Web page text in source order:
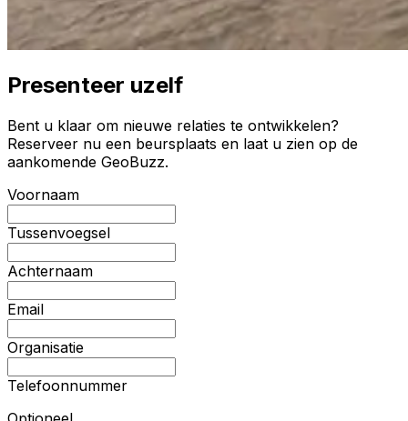
Presenteer uzelf
Bent u klaar om nieuwe relaties te ontwikkelen?
Reserveer nu een beursplaats en laat u zien op de
aankomende GeoBuzz.
Voornaam
Tussenvoegsel
Achternaam
Email
Organisatie
Telefoonnummer